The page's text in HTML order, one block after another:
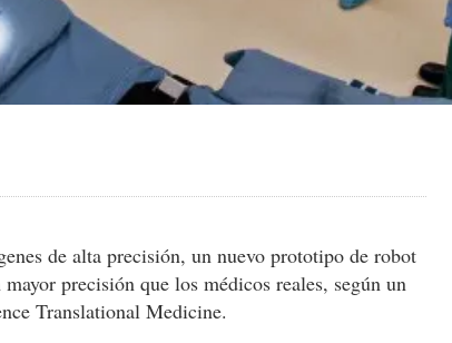
de alta precisión, un nuevo prototipo de robot
precisión que los médicos reales, según un
Translational Medicine.